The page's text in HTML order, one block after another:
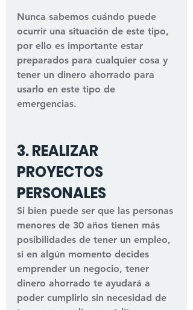
Nunca sabemos cuándo puede
ocurrir una situación de este tipo,
por ello es importante estar
preparados para cualquier cosa y
tener un dinero ahorrado para
usarlo en este tipo de
emergencias.
3. REALIZAR
PROYECTOS
PERSONALES
Si bien puede ser que las personas
menores de 30 años tienen más
posibilidades de tener un empleo,
si en algún momento decides
emprender un negocio, tener
dinero ahorrado te ayudará a
poder cumplirlo sin necesidad de